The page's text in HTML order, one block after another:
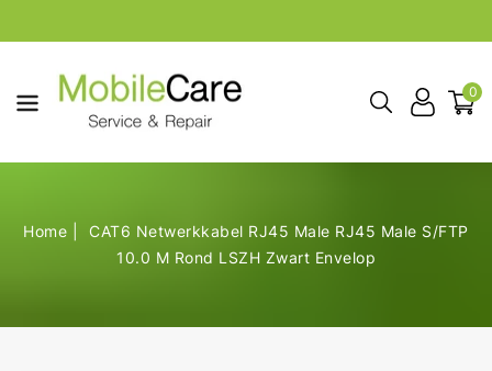
0
Home
CAT6 Netwerkkabel RJ45 Male RJ45 Male S/FTP
10.0 M Rond LSZH Zwart Envelop